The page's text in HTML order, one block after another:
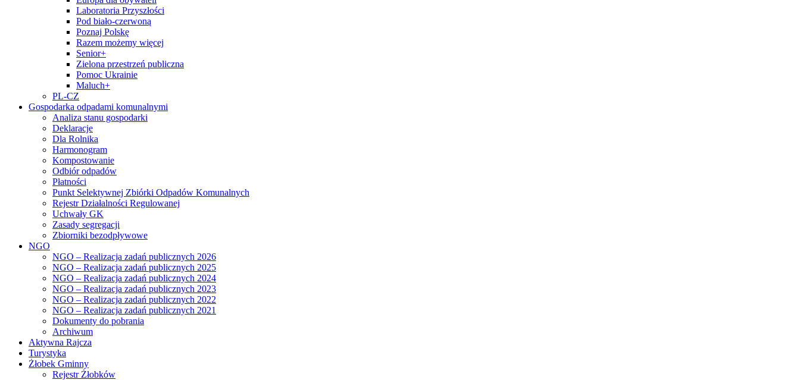
Laboratoria Przyszłości
Pod biało-czerwoną
Poznaj Polskę
Razem możemy więcej
Senior+
Zielona przestrzeń publiczna
Pomoc Ukrainie
Maluch+
PL-CZ
Gospodarka odpadami komunalnymi
Analiza stanu gospodarki
Deklaracje
Dla Rolnika
Harmonogram
Kompostowanie
Odbiór odpadów
Płatności
Punkt Selektywnej Zbiórki Odpadów Komunalnych
Rejestr Działalności Regulowanej
Uchwały GK
Zasady segregacji
Zbiorniki bezodpływowe
NGO
NGO – Realizacja zadań publicznych 2026
NGO – Realizacja zadań publicznych 2025
NGO – Realizacja zadań publicznych 2024
NGO – Realizacja zadań publicznych 2023
NGO – Realizacja zadań publicznych 2022
NGO – Realizacja zadań publicznych 2021
Dokumenty do pobrania
Archiwum
Aktywna Rajcza
Turystyka
Żłobek Gminny
Rejestr Żłobków